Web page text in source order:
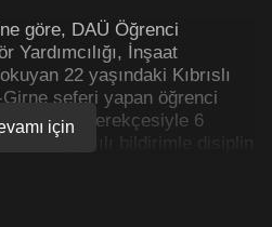
ne göre, DAÜ Öğrenci
Yardımcılığı, İnşaat
22 yaşındaki Kıbrıslı
seferi yapan öğrenci
öptüğü” gerekçesiyle 6
da yazılı bildirimle disiplin
için